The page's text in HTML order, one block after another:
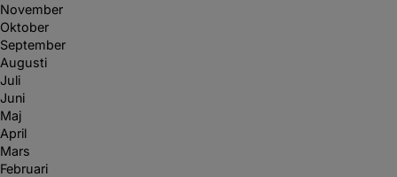
November
Oktober
September
Augusti
Juli
Juni
Maj
April
Mars
Februari